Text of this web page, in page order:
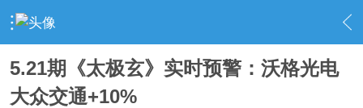
› 社区精选 › 专栏更新 › 内容
5.21期《太极玄》实时预警：沃格光电
大众交通+10%